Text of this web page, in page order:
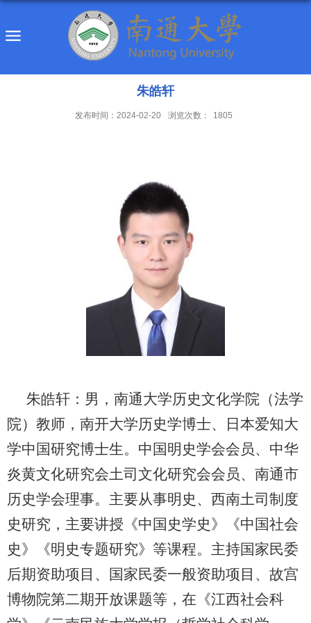
朱皓轩
发布时间：2024-02-20 浏览次数： 1805
朱皓轩：男，南通大学历史文化学院（法学
院）教师，南开大学历史学博士、日本爱知大
学中国研究博士生。中国明史学会会员、中华
炎黄文化研究会土司文化研究会会员、南通市
历史学会理事。主要从事明史、西南土司制度
史研究，主要讲授《中国史学史》《中国社会
史》《明史专题研究》等课程。主持国家民委
后期资助项目、国家民委一般资助项目、故宫
博物院第二期开放课题等，在《江西社会科